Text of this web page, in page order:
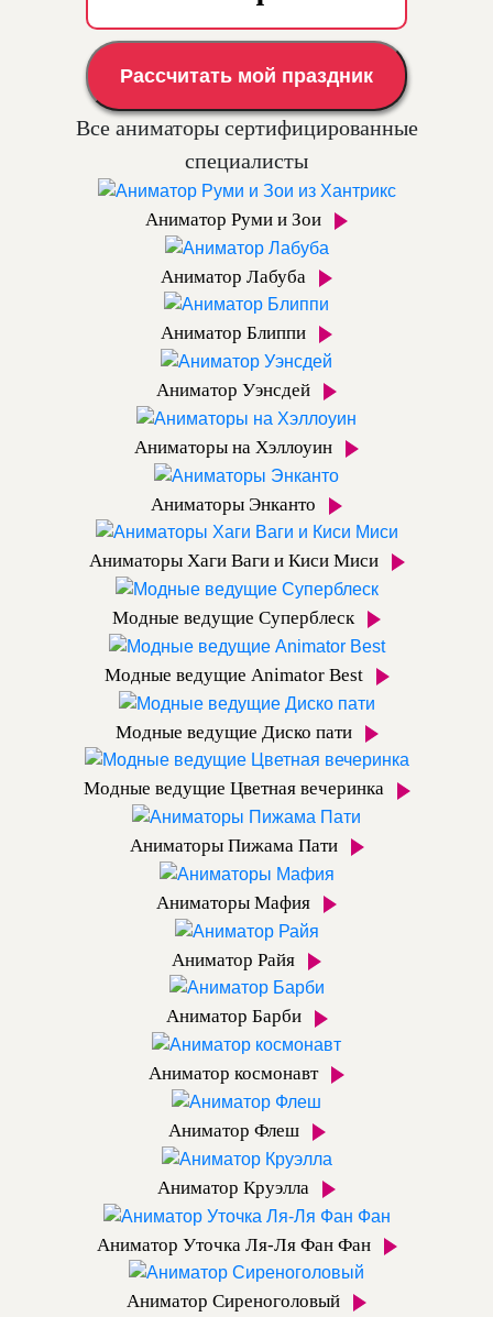
Рассчитать мой праздник
Все аниматоры сертифицированные
специалисты
Аниматор Руми и Зои
Аниматор Лабуба
Аниматор Блиппи
Аниматор Уэнсдей
Аниматоры на Хэллоуин
Аниматоры Энканто
Аниматоры Хаги Ваги и Киси Миси
Модные ведущие Суперблеск
Модные ведущие Animator Best
Модные ведущие Диско пати
Модные ведущие Цветная вечеринка
Аниматоры Пижама Пати
Аниматоры Мафия
Аниматор Райя
Аниматор Барби
Аниматор космонавт
Аниматор Флеш
Аниматор Круэлла
Аниматор Уточка Ля-Ля Фан Фан
Аниматор Сиреноголовый